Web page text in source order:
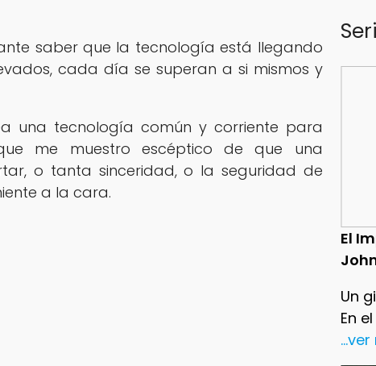
El
Un
En
saber que la tecnología está llegando
cada día se superan a si mismos y
una tecnología común y corriente para
me muestro escéptico de que una
o tanta sinceridad, o la seguridad de
a la cara.